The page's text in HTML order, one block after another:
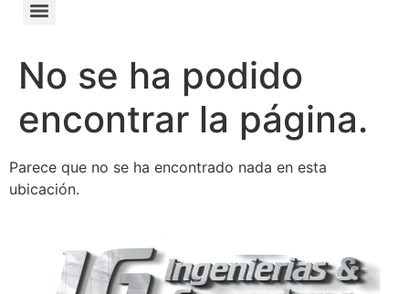
No se ha podido
encontrar la página.
Parece que no se ha encontrado nada en esta
ubicación.